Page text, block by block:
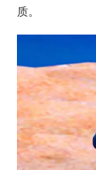
质。